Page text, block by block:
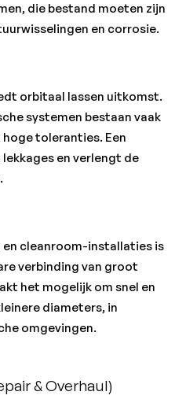
die bestand moeten zijn
en corrosie.
orbitaal lassen uitkomst.
systemen bestaan vaak
toleranties. Een
en verlengt de
en cleanroom-installaties is
verbinding van groot
het mogelijk om snel en
diameters, in
omgevingen.
& Overhaul)